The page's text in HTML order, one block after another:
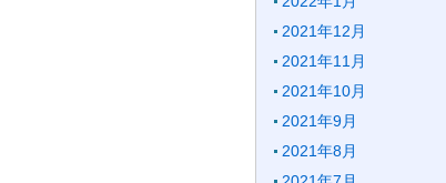
2021年12月
2021年11月
2021年10月
2021年9月
2021年8月